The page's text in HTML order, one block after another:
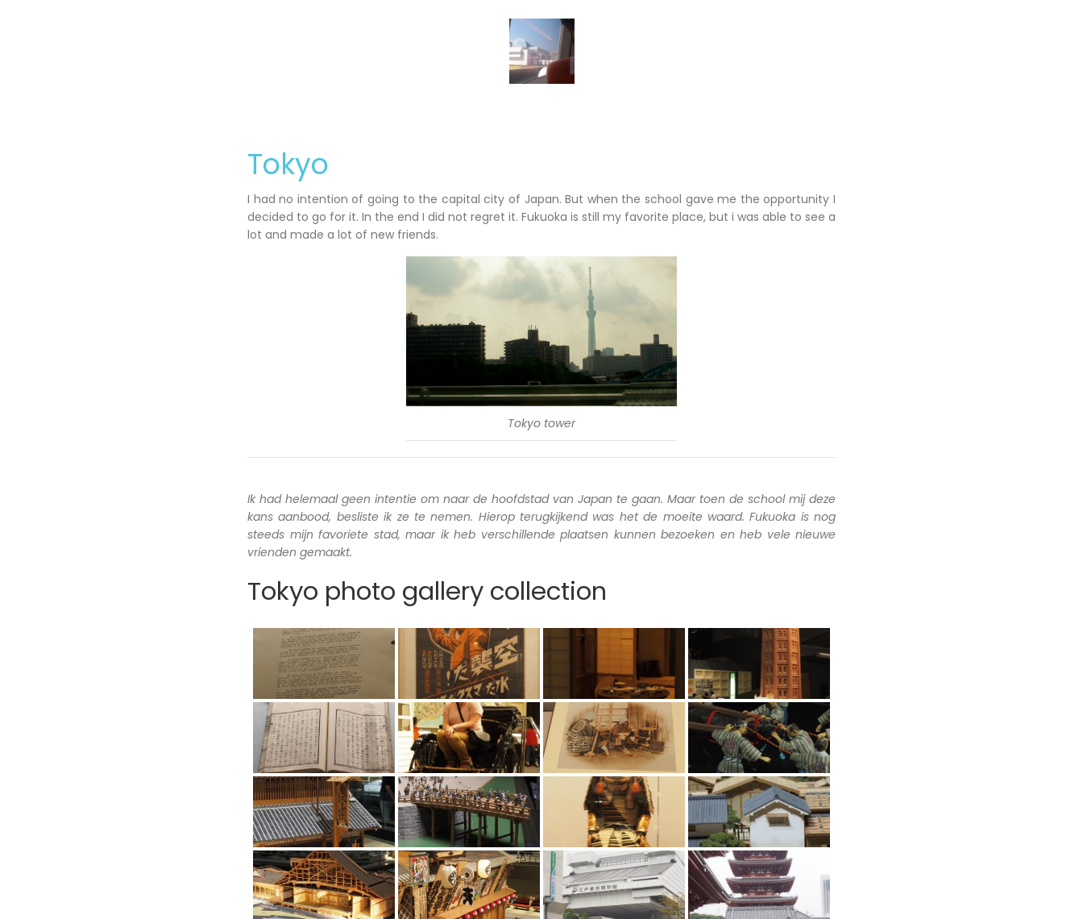
Tokyo
I had no intention of going to the capital city of Japan. But when the school gave me the opportunity I
decided to go for it. In the end I did not regret it. Fukuoka is still my favorite place, but i was able to see a
lot and made a lot of new friends.
Tokyo tower
Ik had helemaal geen intentie om naar de hoofdstad van Japan te gaan. Maar toen de school mij deze
kans aanbood, besliste ik ze te nemen. Hierop terugkijkend was het de moeite waard. Fukuoka is nog
steeds mijn favoriete stad, maar ik heb verschillende plaatsen kunnen bezoeken en heb vele nieuwe
vrienden gemaakt.
Tokyo photo gallery collection